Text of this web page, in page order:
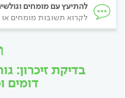
להתיעץ עם מומחים
לקרוא תשובות מומחים
בדיקת זיכרון:
דומים